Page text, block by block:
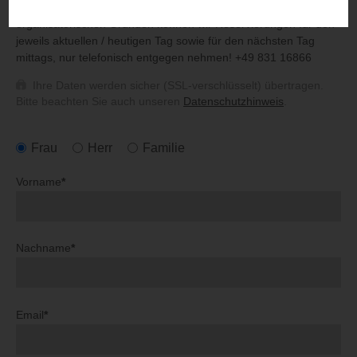
jeweils aktuellen / heutigen Tag sowie für den nächsten Tag
mittags, nur telefonisch entgegen nehmen! +49 831 16866
Datenschutzhinweis
Frau Herr Familie
Vorname*
Nachname*
Email*